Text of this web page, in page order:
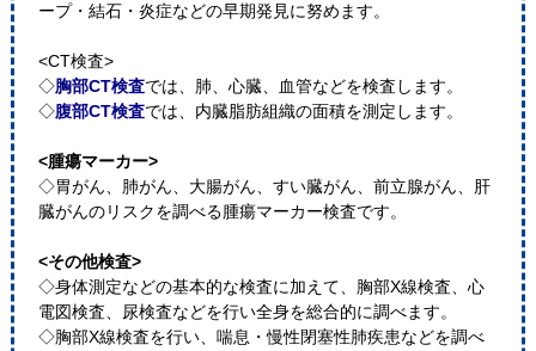
ープ・結石・炎症などの早期発見に努めます。
<CT検査>
◇胸部CT検査では、肺、心臓、血管などを検査します。
◇腹部CT検査では、内臓脂肪組織の面積を測定します。
<腫瘍マーカー>
◇胃がん、肺がん、大腸がん、すい臓がん、前立腺がん、肝
臓がんのリスクを調べる腫瘍マーカー検査です。
<その他検査>
◇身体測定などの基本的な検査に加えて、胸部X線検査、心
電図検査、尿検査などを行い全身を総合的に調べます。
◇胸部X線検査を行い、喘息・慢性閉塞性肺疾患などを調べ